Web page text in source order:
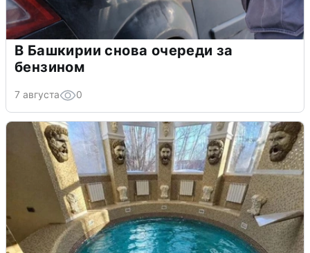
В Башкирии снова очереди за
бензином
7 августа 0